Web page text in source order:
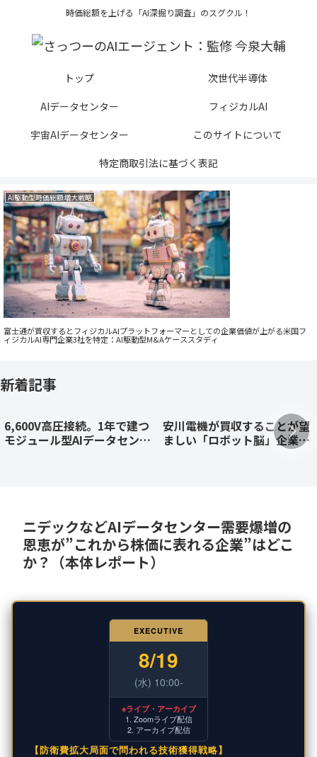
時価総額を上げる「AI深掘り調査」のスグクル！
トップ
次世代半導体
AIデータセンター
フィジカルAI
宇宙AIデータセンター
このサイトについて
特定商取引法に基づく表記
AI駆動型時価総額増大戦略
富士通が買収するとフィジカルAIプラットフォーマーとしての企業価値が上がる米国フ
ィジカルAI専門企業3社を特定：AI駆動型M&Aケーススタディ
新着記事
6,600V高圧接続。1年で建つ
モジュール型AIデータセンタ
安川電機が買収することが望
ましい「ロボット脳」企業を
AI駆動型M&Aで特定、M&A
ニデックなどAIデータセンター需要爆増の
恩恵が”これから株価に表れる企業”はどこ
か？（本体レポート）
EXECUTIVE
8/19
(水) 10:00-
※ライブ・アーカイブ
1. Zoomライブ配信
2. アーカイブ配信
【防衛費拡大局面で問われる技術獲得戦略】